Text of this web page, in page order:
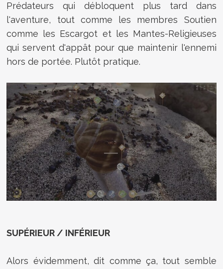
Prédateurs qui débloquent plus tard dans
l'aventure, tout comme les membres Soutien
comme les Escargot et les Mantes-Religieuses
qui servent d'appât pour que maintenir l'ennemi
hors de portée. Plutôt pratique.
SUPÉRIEUR / INFÉRIEUR
Alors évidemment, dit comme ça, tout semble